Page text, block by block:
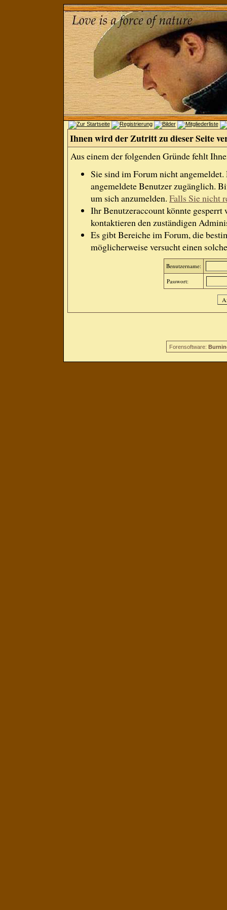
Ihnen wird der Zutritt zu dieser Seite
Aus einem der folgenden Gründe fehlt
Sie sind im Forum nicht
angemeldete Benutzer zugänglich.
um sich anzumelden. Falls Sie nicht
Ihr Benutzeraccount könnte gesperrt
kontaktieren den zuständigen
Es gibt Bereiche im Forum, die
möglicherweise versucht einen
Benutzername:
Passwort:
Forensoftware: